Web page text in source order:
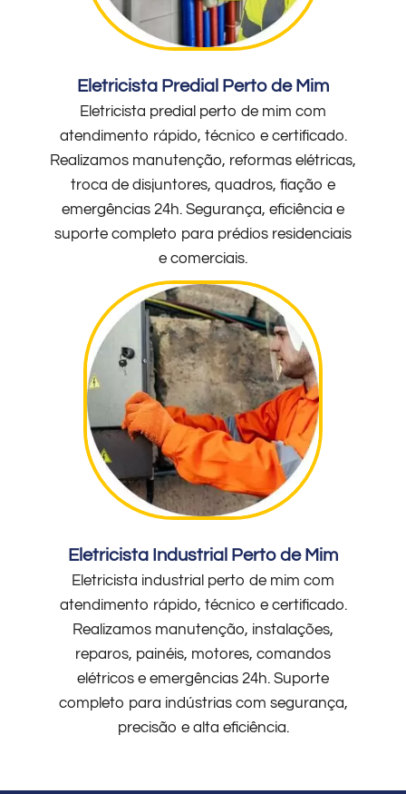
Eletricista Predial Perto de Mim
Eletricista predial perto de mim com
atendimento rápido, técnico e certificado.
Realizamos manutenção, reformas elétricas,
troca de disjuntores, quadros, fiação e
emergências 24h. Segurança, eficiência e
suporte completo para prédios residenciais
e comerciais.
Eletricista Industrial Perto de Mim
Eletricista industrial perto de mim com
atendimento rápido, técnico e certificado.
Realizamos manutenção, instalações,
reparos, painéis, motores, comandos
elétricos e emergências 24h. Suporte
completo para indústrias com segurança,
precisão e alta eficiência.